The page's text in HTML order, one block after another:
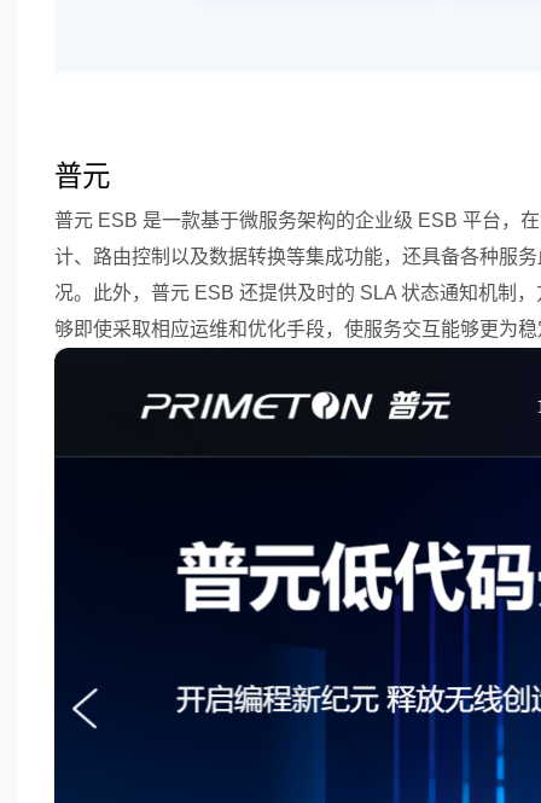
普元
普元 ESB 是一款基于微服务架构的企业级 ESB 平台，
计、路由控制以及数据转换等集成功能，还具备各种服
况。此外，普元 ESB 还提供及时的 SLA 状态通知机制
够即使采取相应运维和优化手段，使服务交互能够更为